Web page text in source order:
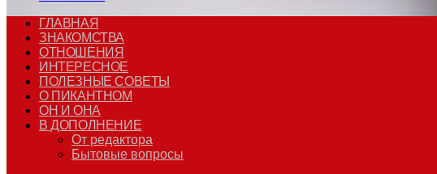
ГЛАВНАЯ
ЗНАКОМСТВА
ОТНОШЕНИЯ
ИНТЕРЕСНОЕ
ПОЛЕЗНЫЕ СОВЕТЫ
О ПИКАНТНОМ
ОН И ОНА
В ДОПОЛНЕНИЕ
От редактора
Бытовые вопросы